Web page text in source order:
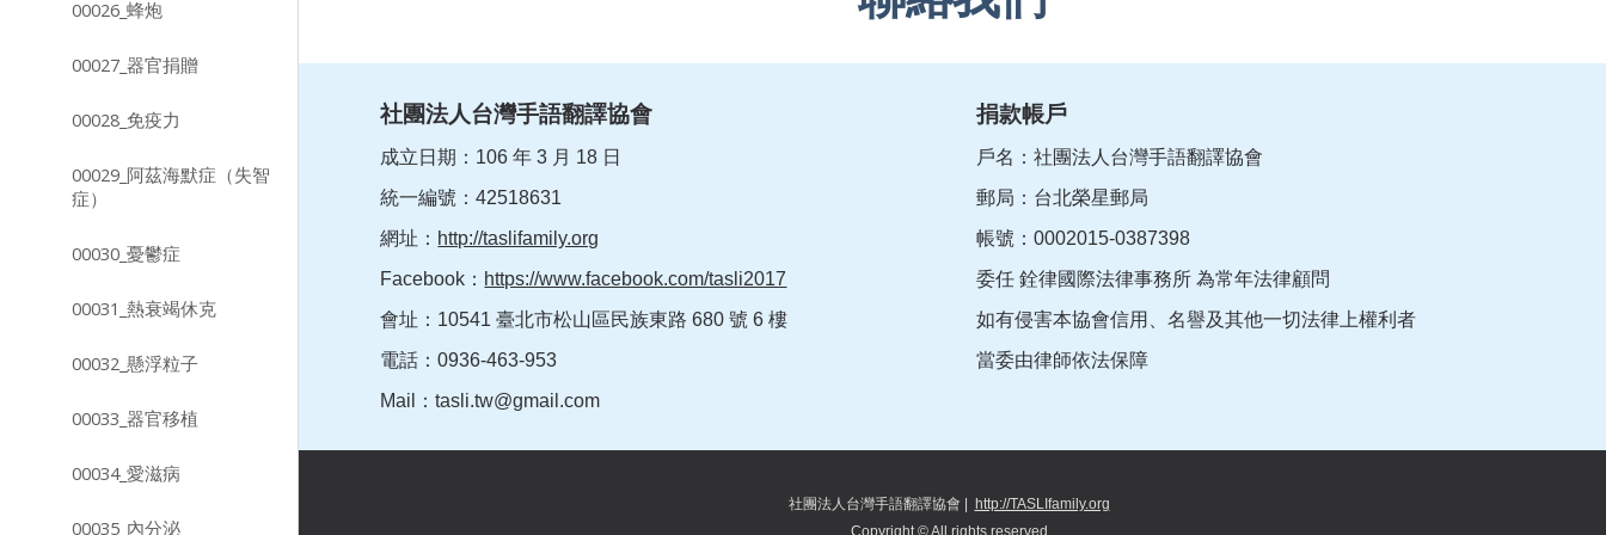
00026_蜂炮
00027_器官捐贈
00028_免疫力
00029_阿茲海默症（失智
症）
00030_憂鬱症
00031_熱衰竭休克
00032_懸浮粒子
00033_器官移植
00034_愛滋病
00035_內分泌
社團法人台灣手語翻譯協會
成立日期：106 年 3 月 18 日
統一編號：42518631
網址： http://taslifamily.org
Facebook： https://www.facebook.com/tasli2017
會址：10541 臺北市松山區民族東路 680 號 6 樓
電話：0936-463-953
Mail：tasli.tw@gmail.com
捐款帳戶
戶名：社團法人台灣手語翻譯協會
郵局：台北榮星郵局
帳號：0002015-0387398
委任 銓律國際法律事務所 為常年法律顧問
如有侵害本協會信用、名譽及其他一切法律上權利者
當委由律師依法保障
社團法人台灣手語翻譯協會
http://TASLIfamily.org
Copyright © All rights reserved.